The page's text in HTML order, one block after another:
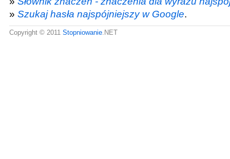
» Szukaj hasła najspójniejszy w Google.
Copyright © 2011 Stopniowanie.NET